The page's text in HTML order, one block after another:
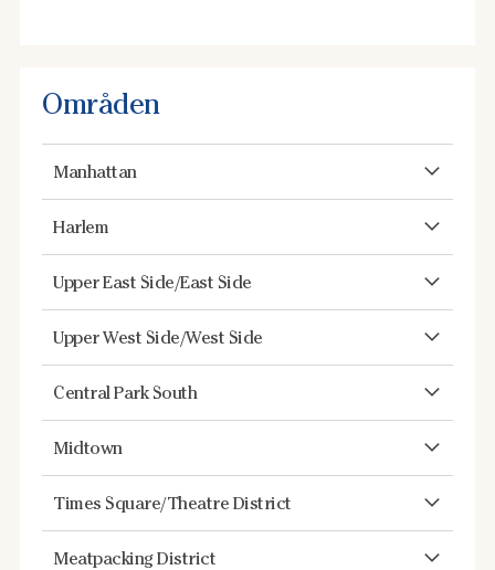
Områden
Manhattan
Harlem
Upper East Side/East Side
Upper West Side/West Side
Central Park South
Midtown
Times Square/Theatre District
Meatpacking District